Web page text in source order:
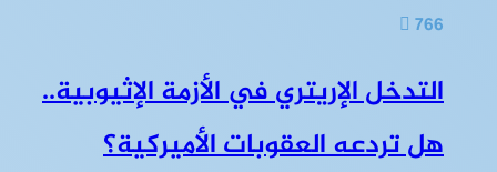
766
التدخل الإريتري في الأزمة الإثيوبية..
هل تردعه العقوبات الأميركية؟